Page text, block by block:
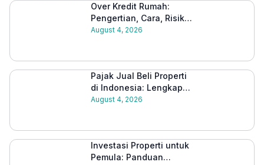
Over Kredit Rumah:
Pengertian, Cara, Risiko,
dan Tips Aman
August 4, 2026
Pajak Jual Beli Properti
di Indonesia: Lengkap
Beserta Cara Hitungnya
August 4, 2026
Investasi Properti untuk
Pemula: Panduan